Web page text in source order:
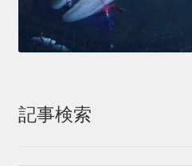
記事検索